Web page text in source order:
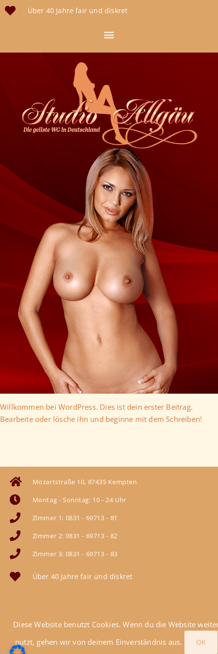
Über 40 Jahre fair und diskret
Willkommen bei WordPress. Dies ist dein erster Beitrag.
Bearbeite oder lösche ihn und beginne mit dem Schreiben!
Mozartstraße 10, 87435 Kempten
Montag - Sonntag: 10 - 24 Uhr
Zimmer 1: 0831 - 69713 - 81
Zimmer 2: 0831 - 69713 - 82
Zimmer 3: 0831 - 69713 - 83
Über 40 Jahre fair und diskret
Diese Website benutzt Cookies. Wenn du die Website
nutzt, gehen wir von deinem Einverständnis aus.
OK